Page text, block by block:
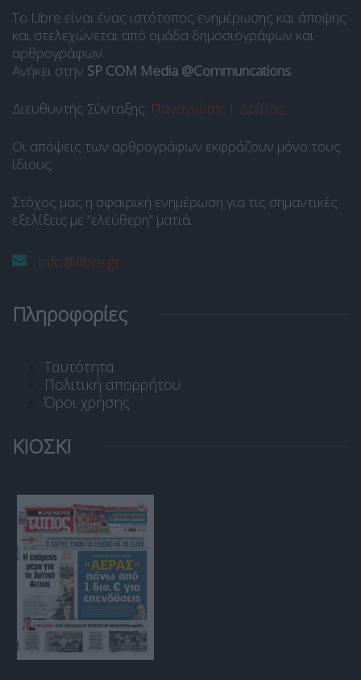
Το Libre είναι ένας ιστότοπος ενημέρωσης και άποψης
και στελεχώνεται από ομάδα δημοσιογράφων και
αρθρογράφων.
Ανήκει στην SP COM Media @Communcations.
Διευθυντής Σύνταξης: Παναγιώτης Ι. Δρίβας.
Οι απόψεις των αρθρογράφων εκφράζουν μόνο τους
ίδιους.
Στόχος μας η σφαιρική ενημέρωση για τις σημαντικές
εξελίξεις με “ελεύθερη” ματιά.
info@libre.gr
Πληροφορίες
Ταυτότητα
Πολιτική απορρήτου
Όροι χρήσης
ΚΙΟΣΚΙ